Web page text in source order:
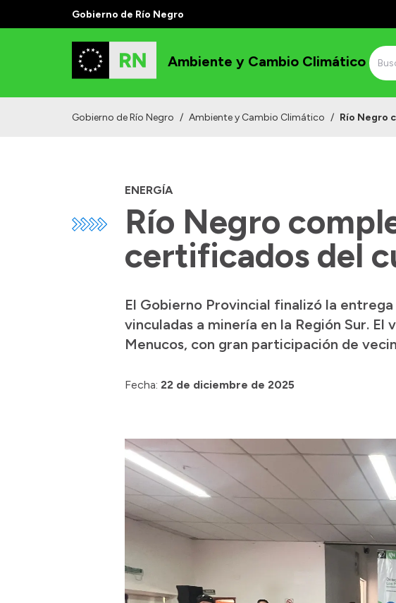
Gobierno de Río Negro
Ambiente y Cambio Climático
Gobierno de Río Negro / Ambiente y Cambio Climático / Río Negro
ENERGÍA
Río Negro
certificados del
El Gobierno Provincial finalizó la
vinculadas a minería en la Región Sur.
Menucos, con gran participación de
Fecha: 22 de diciembre de 2025